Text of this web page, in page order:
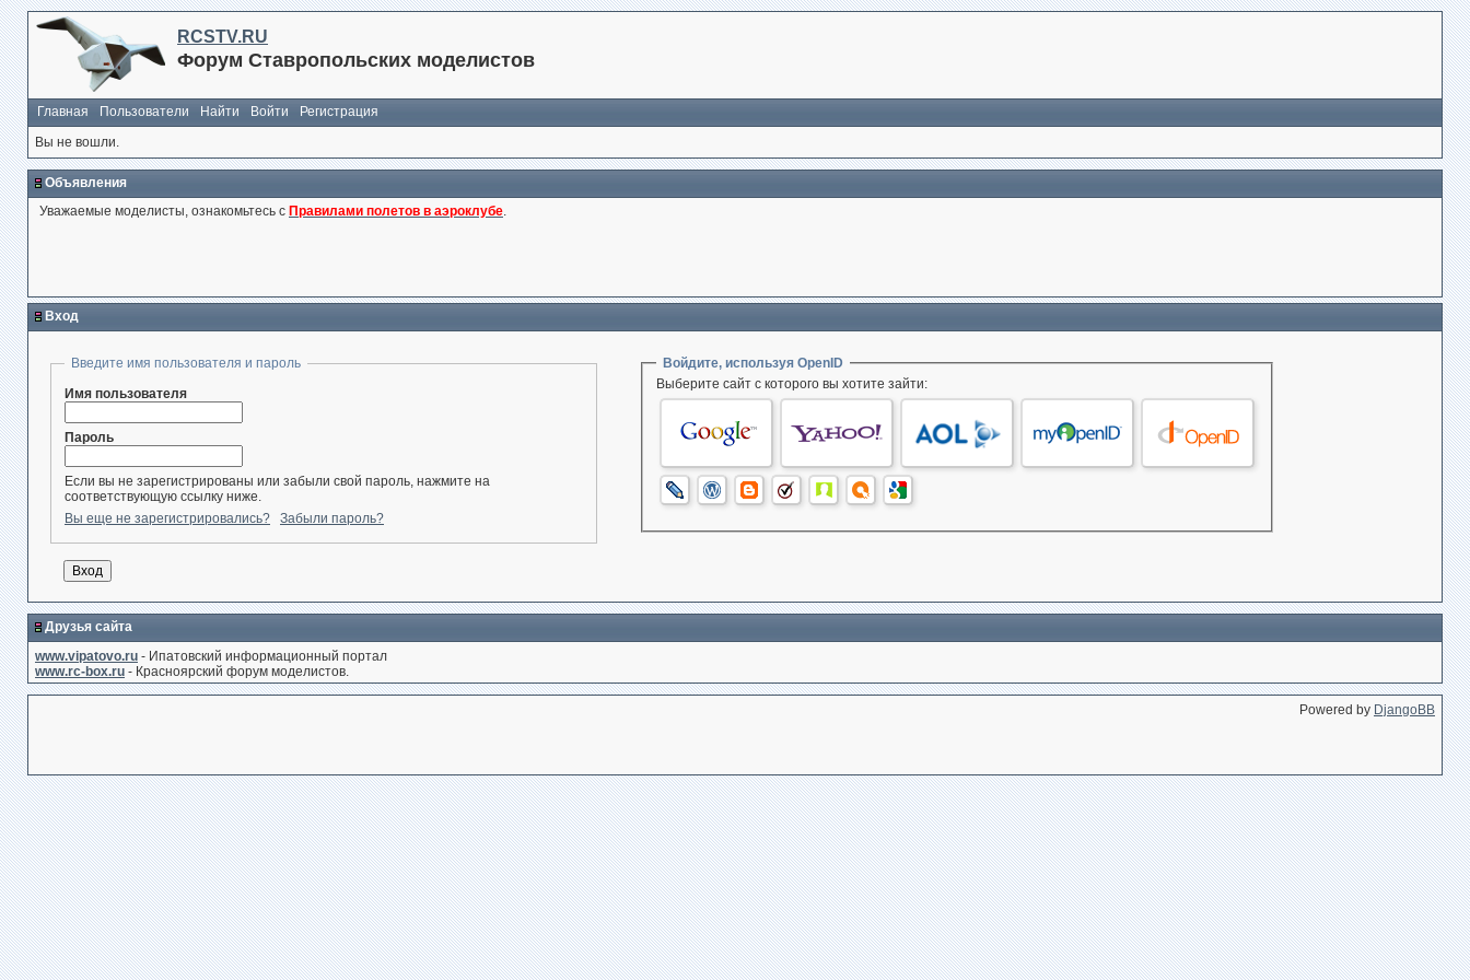
RCSTV.RU
Форум Ставропольских моделистов
Главная Пользователи Найти Войти
Регистрация
Вы не вошли.
Объявления
Уважаемые моделисты, ознакомьтесь с Правилами полетов в аэроклубе.
Вход
Введите имя пользователя и пароль
Имя пользователя
Пароль
Если вы не зарегистрированы или забыли свой пароль, нажмите на
соответствующую ссылку ниже.
Вы еще не зарегистрировались?
Забыли пароль?
Войдите, используя OpenID
Выберите сайт с которого вы хотите зайти:
Друзья сайта
www.vipatovo.ru - Ипатовский информационный портал
www.rc-box.ru - Красноярский форум моделистов.
Powered by DjangoBB